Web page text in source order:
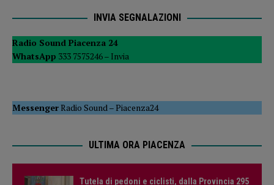
INVIA SEGNALAZIONI
Radio Sound Piacenza 24
WhatsApp 333 7575246 – Invia
MessengerRadio Sound –Piacenza24
ULTIMA ORA PIACENZA
Tutela di pedoni e ciclisti, dalla Provincia 295